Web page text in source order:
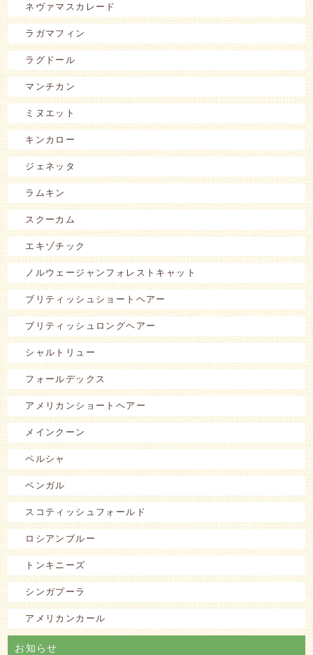
ネヴァマスカレード
ラガマフィン
ラグドール
マンチカン
ミヌエット
キンカロー
ジェネッタ
ラムキン
スクーカム
エキゾチック
ノルウェージャンフォレストキャット
ブリティッシュショートヘアー
ブリティッシュロングヘアー
シャルトリュー
フォールデックス
アメリカンショートヘアー
メインクーン
ペルシャ
ベンガル
スコティッシュフォールド
ロシアンブルー
トンキニーズ
シンガプーラ
アメリカンカール
お知らせ